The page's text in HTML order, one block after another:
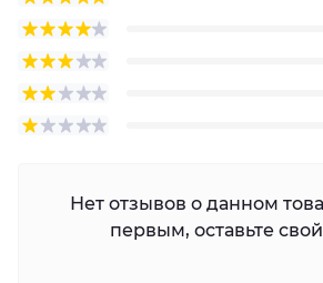
Нет отзывов о данном
первым, оставьте